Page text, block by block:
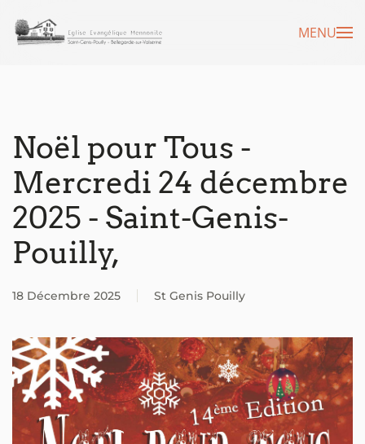
Accéder au contenu principal MENU
Noël pour Tous -
Mercredi 24 décembre
2025 - Saint-Genis-
Pouilly,
18 Décembre 2025 St Genis Pouilly